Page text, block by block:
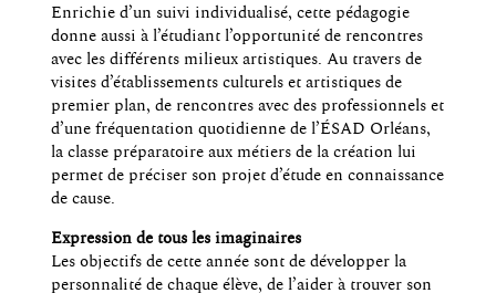
Enrichie d’un suivi individualisé, cette pédagogie
donne aussi à l’étudiant l’opportunité de rencontres
avec les différents milieux artistiques. Au travers de
visites d’établissements culturels et artistiques de
premier plan, de rencontres avec des professionnels et
d’une fréquentation quotidienne de l’ÉSAD Orléans,
la classe préparatoire aux métiers de la création lui
permet de préciser son projet d’étude en connaissance
de cause.
Expression de tous les imaginaires
Les objectifs de cette année sont de développer la
personnalité de chaque élève, de l’aider à trouver son